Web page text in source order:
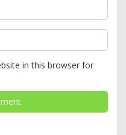
in this browser for